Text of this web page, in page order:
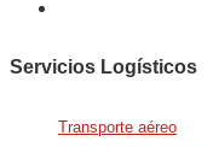
Servicios Logísticos
Transporte aéreo